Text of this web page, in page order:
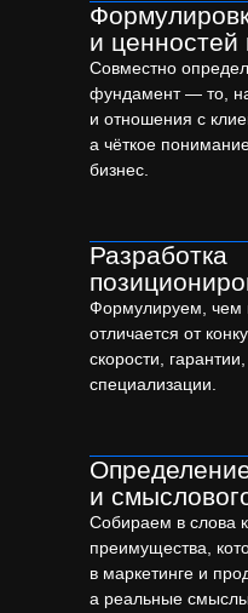
и ценностей
Совместно
фундамент — то,
и отношения с
а чёткое
бизнес.
Разработка
Формулируем, чем
отличается от
скорости,
специализации.
и
Собираем в слова
преимущества,
в маркетинге и
а реальные